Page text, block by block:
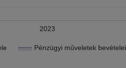
Pénzügyi műveletek bevételei
2023